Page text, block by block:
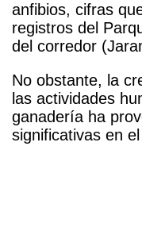
anfibios, cifras
registros del
del corredor
No obstante, la
las actividades
ganadería ha
significativas en